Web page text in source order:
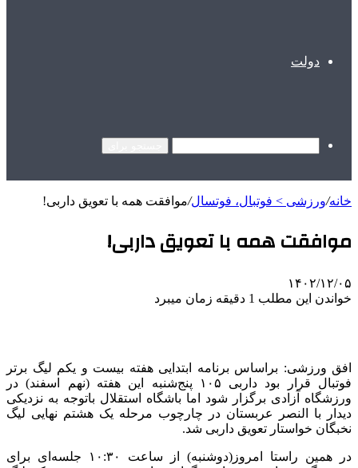
دولت
خانه/ورزشی > فوتبال، فوتسال/موافقت همه با تعویق داربی!
موافقت همه با تعویق داربی!
۱۴۰۲/۱۲/۰۵
خواندن این مطلب 1 دقیقه زمان میبرد
افق ورزشی: براساس برنامه ابتدایی هفته بیست و یکم لیگ برتر
فوتبال قرار بود داربی ۱۰۵ پنج‌شنبه این هفته (نهم اسفند) در
ورزشگاه آزادی برگزار شود اما باشگاه استقلال باتوجه به نزدیکی
دیدار با النصر عربستان در چارچوب مرحله یک هشتم نهایی لیگ
نخبگان خواستار تعویق داربی شد.
در همین راستا امروز(دوشنبه) از ساعت ۱۰:۳۰ جلسه‌ای برای